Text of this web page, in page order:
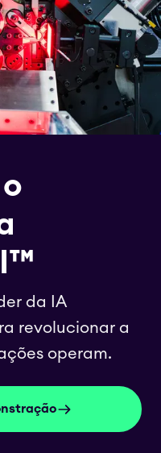
da IA
revolucionar a
operam.